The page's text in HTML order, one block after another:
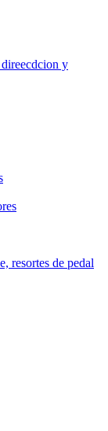
y
resortes de pedal